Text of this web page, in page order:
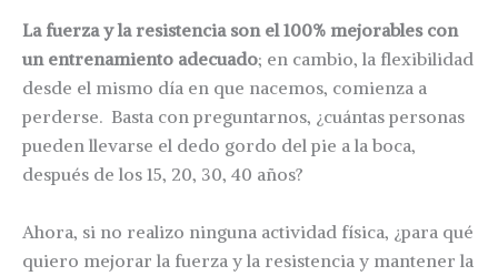
La fuerza y la resistencia son el 100% mejorables con
un entrenamiento adecuado; en cambio, la flexibilidad
desde el mismo día en que nacemos, comienza a
perderse. Basta con preguntarnos, ¿cuántas personas
pueden llevarse el dedo gordo del pie a la boca,
después de los 15, 20, 30, 40 años?
Ahora, si no realizo ninguna actividad física, ¿para qué
quiero mejorar la fuerza y la resistencia y mantener la